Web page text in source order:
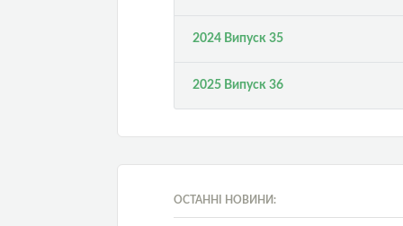
2024 Випуск 35
2025 Випуск 36
ОСТАННІ НОВИНИ: